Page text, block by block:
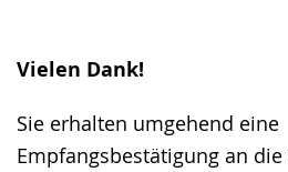
Vielen Dank!
Sie erhalten umgehend eine
Empfangsbestätigung an